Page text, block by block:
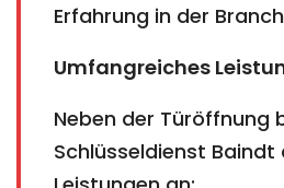
Erfahrung in der
Umfangreiches
Neben der Türöffnung
Schlüsseldienst